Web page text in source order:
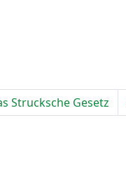
Strucksche Gesetz